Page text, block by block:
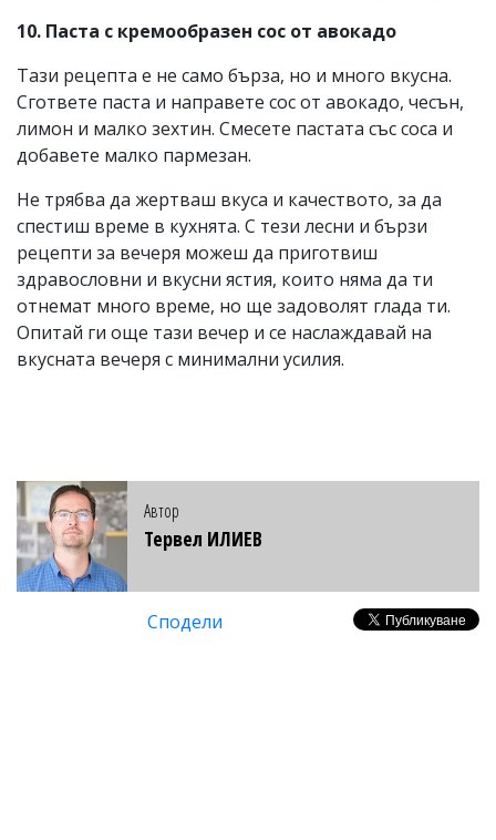
10. Паста с кремообразен сос от авокадо
Тази рецепта е не само бърза, но и много вкусна.
Сгответе паста и направете сос от авокадо, чесън,
лимон и малко зехтин. Смесете пастата със соса и
добавете малко пармезан.
Не трябва да жертваш вкуса и качеството, за да
спестиш време в кухнята. С тези лесни и бързи
рецепти за вечеря можеш да приготвиш
здравословни и вкусни ястия, които няма да ти
отнемат много време, но ще задоволят глада ти.
Опитай ги още тази вечер и се наслаждавай на
вкусната вечеря с минимални усилия.
Автор
Тервел ИЛИЕВ
Сподели